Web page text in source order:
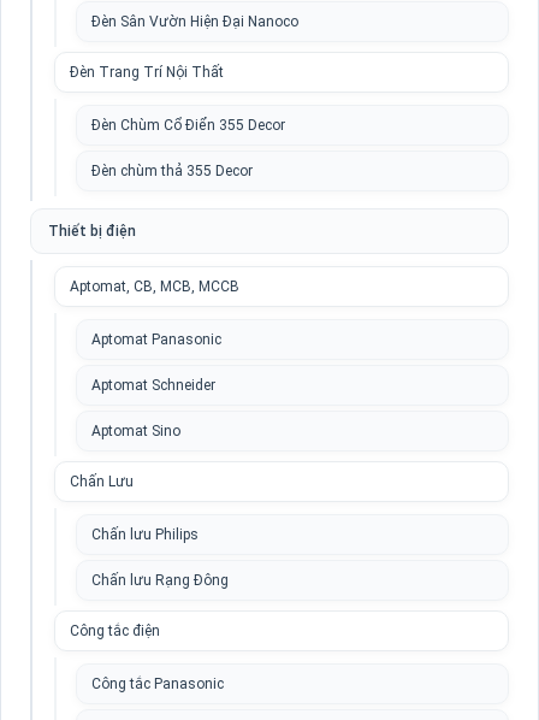
Đèn Sân Vườn Hiện Đại Nanoco
Đèn Trang Trí Nội Thất
Đèn Chùm Cổ Điển 355 Decor
Đèn chùm thả 355 Decor
Thiết bị điện
Aptomat, CB, MCB, MCCB
Aptomat Panasonic
Aptomat Schneider
Aptomat Sino
Chấn Lưu
Chấn lưu Philips
Chấn lưu Rạng Đông
Công tắc điện
Công tắc Panasonic